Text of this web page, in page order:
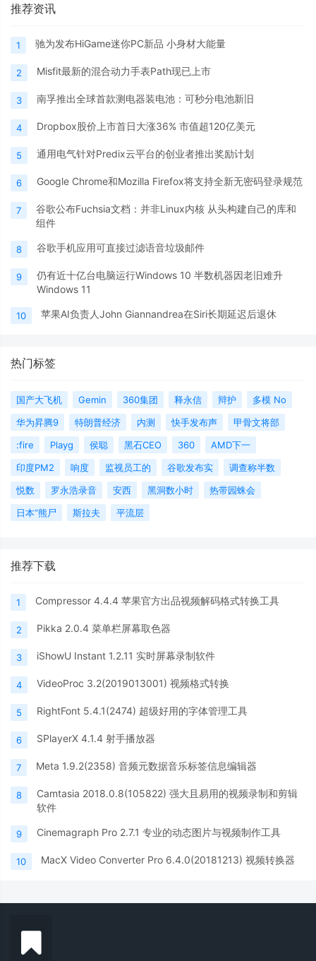
推荐资讯
1 驰为发布HiGame迷你PC新品 小身材大能量
2 Misfit最新的混合动力手表Path现已上市
3 南孚推出全球首款测电器装电池：可秒分电池新旧
4 Dropbox股价上市首日大涨36% 市值超120亿美元
5 通用电气针对Predix云平台的创业者推出奖励计划
6 Google Chrome和Mozilla Firefox将支持全新无密码登录规范
7
谷歌公布Fuchsia文档：并非Linux内核 从头构建自己的库和
组件
8 谷歌手机应用可直接过滤语音垃圾邮件
9
仍有近十亿台电脑运行Windows 10 半数机器因老旧难升
Windows 11
10 苹果AI负责人John Giannandrea在Siri长期延迟后退休
热门标签
国产大飞机 Gemin 360集团 释永信 辩护
多模 No
华为昇腾9
特朗普经济 内测 快手发布声
甲骨文将部
:fire
Playg 侯聪 黑石CEO 360
AMD下一
印度PM2
响度 监视员工的 谷歌发布实
调查称半数
悦数
罗永浩录音 安西 黑洞数小时
热带园蛛会
日本“熊尸
斯拉夫 平流层
推荐下载
1 Compressor 4.4.4 苹果官方出品视频解码格式转换工具
2 Pikka 2.0.4 菜单栏屏幕取色器
3 iShowU Instant 1.2.11 实时屏幕录制软件
4 VideoProc 3.2(2019013001) 视频格式转换
5 RightFont 5.4.1(2474) 超级好用的字体管理工具
6 SPlayerX 4.1.4 射手播放器
7 Meta 1.9.2(2358) 音频元数据音乐标签信息编辑器
8
Camtasia 2018.0.8(105822) 强大且易用的视频录制和剪辑
软件
9 Cinemagraph Pro 2.7.1 专业的动态图片与视频制作工具
10 MacX Video Converter Pro 6.4.0(20181213) 视频转换器